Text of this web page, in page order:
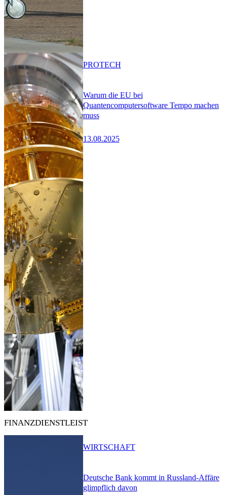
Warum die EU bei
Quantencomputersoftware Tempo machen
muss
13.08.2025
PROTECH
FINANZDIENSTLEIST
Deutsche Bank kommt in Russland-Affäre
glimpflich davon
WIRTSCHAFT